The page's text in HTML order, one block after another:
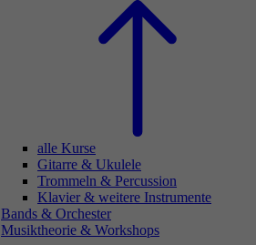
alle Kurse
Gitarre & Ukulele
Trommeln & Percussion
Klavier & weitere Instrumente
Bands & Orchester
Musiktheorie & Workshops